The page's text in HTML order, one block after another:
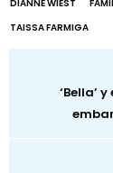
DIANNE WIEST
TAISSA FARMIGA
‘Bella’